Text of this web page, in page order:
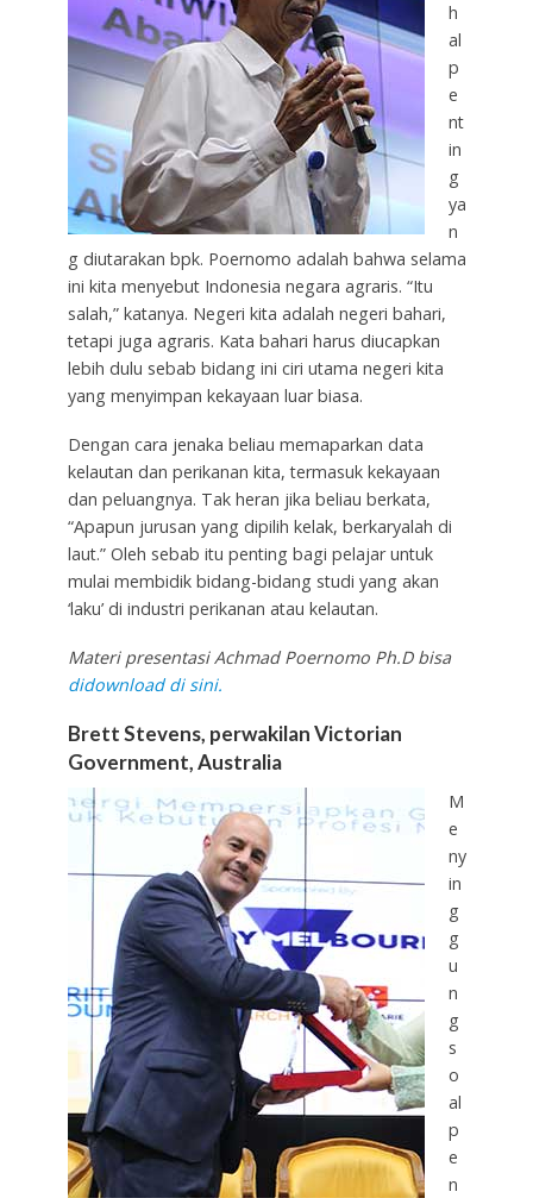
h
al
p
e
nt
in
g
ya
n
g diutarakan bpk. Poernomo adalah bahwa selama
ini kita menyebut Indonesia negara agraris. “Itu
salah,” katanya. Negeri kita adalah negeri bahari,
tetapi juga agraris. Kata bahari harus diucapkan
lebih dulu sebab bidang ini ciri utama negeri kita
yang menyimpan kekayaan luar biasa.
Dengan cara jenaka beliau memaparkan data
kelautan dan perikanan kita, termasuk kekayaan
dan peluangnya. Tak heran jika beliau berkata,
“Apapun jurusan yang dipilih kelak, berkaryalah di
laut.” Oleh sebab itu penting bagi pelajar untuk
mulai membidik bidang-bidang studi yang akan
‘laku’ di industri perikanan atau kelautan.
Materi presentasi Achmad Poernomo Ph.D bisa
didownload di sini.
Brett Stevens, perwakilan Victorian
Government, Australia
M
e
ny
in
g
g
u
n
g
s
o
al
p
e
n